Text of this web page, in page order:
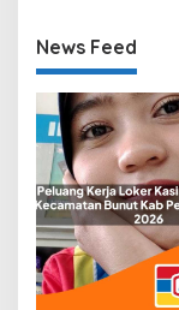
News Feed